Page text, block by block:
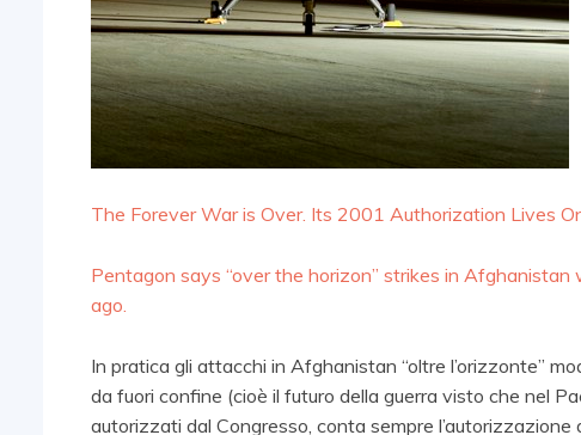
The Forever War is Over. Its 2001 Authorization Lives
Pentagon says “over the horizon” strikes in
ago.
In pratica gli attacchi in Afghanistan “oltre l’orizzonte”
da fuori confine (cioè il futuro della guerra visto che nel
autorizzati dal Congresso, conta sempre